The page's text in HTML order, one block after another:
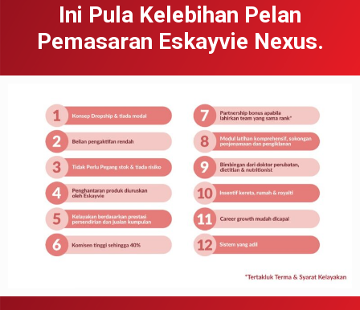
Ini Pula Kelebihan Pelan
Pemasaran Eskayvie Nexus.